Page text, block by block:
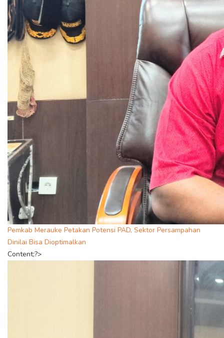
Pemkab Merauke Petakan Potensi PAD, Sektor Persampahan
Dinilai Bisa Dioptimalkan
Content;?>